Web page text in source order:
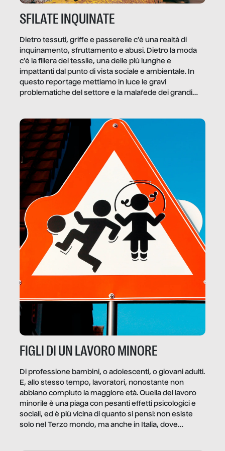
SFILATE INQUINATE
Dietro tessuti, griffe e passerelle c’è una realtà di
inquinamento, sfruttamento e abusi. Dietro la moda
c’è la filiera del tessile, una delle più lunghe e
impattanti dal punto di vista sociale e ambientale. In
questo reportage mettiamo in luce le gravi
problematiche del settore e la malafede dei grandi
FIGLI DI UN LAVORO MINORE
Di professione bambini, o adolescenti, o giovani adulti.
E, allo stesso tempo, lavoratori, nonostante non
abbiano compiuto la maggiore età. Quella del lavoro
minorile è una piaga con pesanti effetti psicologici e
sociali, ed è più vicina di quanto si pensi: non esiste
solo nel Terzo mondo, ma anche in Italia, dove